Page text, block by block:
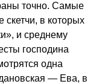
точно. Самые
в которых
и среднему
господина
одна
— Ева, в